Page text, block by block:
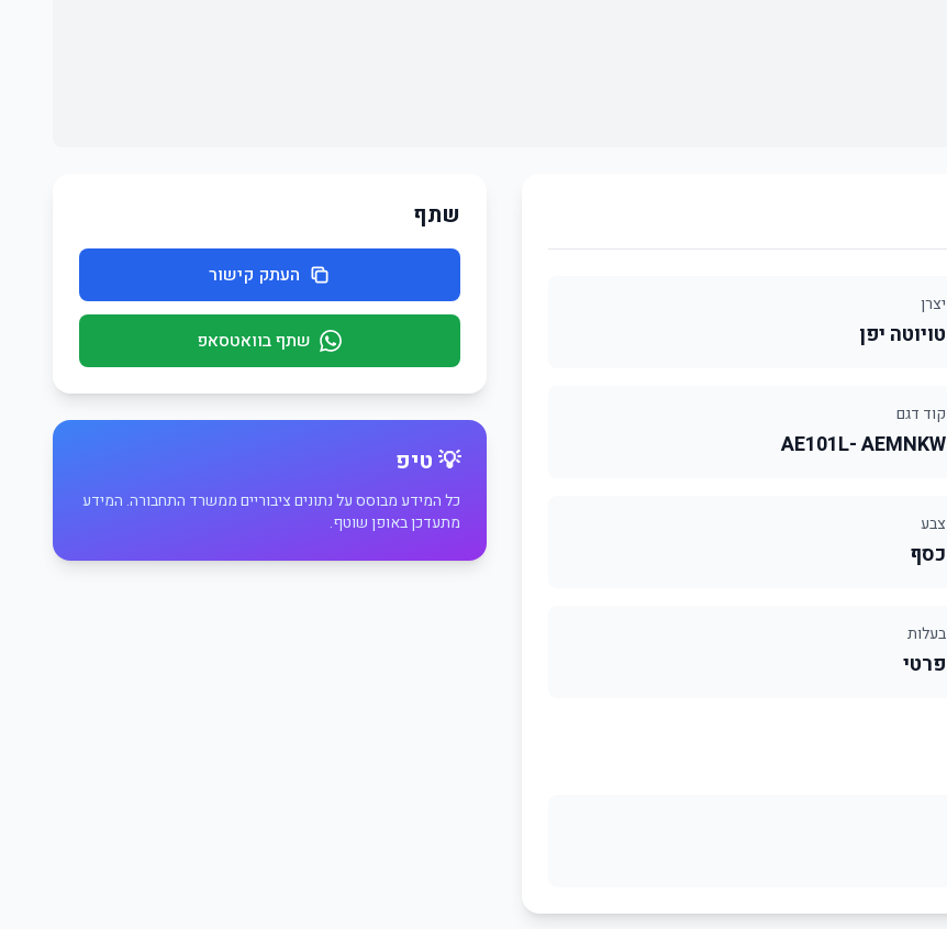
יצרן
טויוטה יפן
קוד דגם
AE101L- AEMNKW
צבע
כסף
בעלות
פרטי
שתף
העתק קישור
שתף בוואטסאפ
💡 טיפ
כל המידע מבוסס על נתונים ציבוריים ממשרד התחבורה. המידע
מתעדכן באופן שוטף.